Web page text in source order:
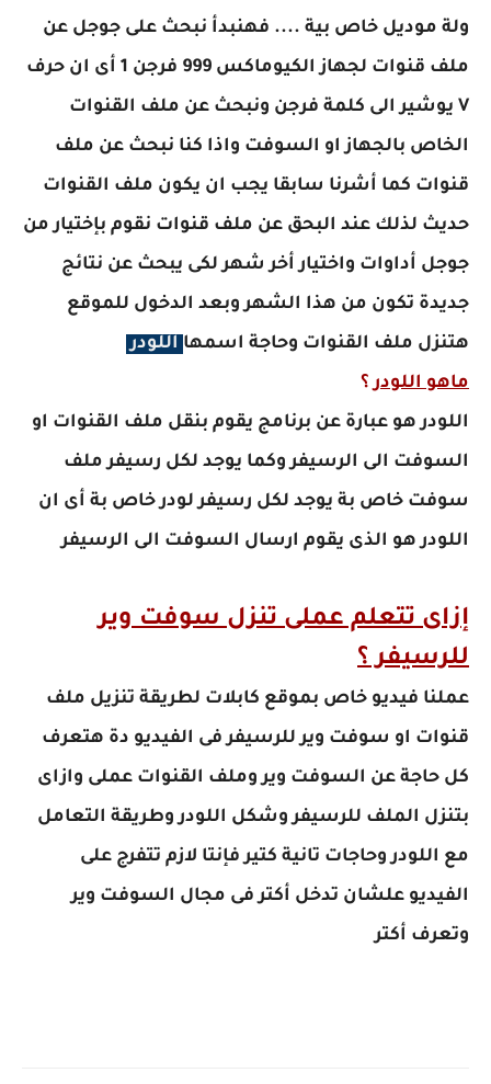
ولة موديل خاص بية .... فهنبدأ نبحث على جوجل عن
ملف قنوات لجهاز الكيوماكس 999 فرجن 1 أى ان حرف
V يوشير الى كلمة فرجن ونبحث عن ملف القنوات
الخاص بالجهاز او السوفت واذا كنا نبحث عن ملف
قنوات كما أشرنا سابقا يجب ان يكون ملف القنوات
حديث لذلك عند البحق عن ملف قنوات نقوم بإختيار من
جوجل أداوات واختيار أخر شهر لكى يبحث عن نتائج
جديدة تكون من هذا الشهر وبعد الدخول للموقع
هتنزل ملف القنوات وحاجة اسمها اللودر
ماهو اللودر ؟
اللودر هو عبارة عن برنامج يقوم بنقل ملف القنوات او
السوفت الى الرسيفر وكما يوجد لكل رسيفر ملف
سوفت خاص بة يوجد لكل رسيفر لودر خاص بة أى ان
اللودر هو الذى يقوم ارسال السوفت الى الرسيفر
إزاى تتعلم عملى تنزل سوفت وير
للرسيفر ؟
عملنا فيديو خاص بموقع كابلات لطريقة تنزيل ملف
قنوات او سوفت وير للرسيفر فى الفيديو دة هتعرف
كل حاجة عن السوفت وير وملف القنوات عملى وازاى
بتنزل الملف للرسيفر وشكل اللودر وطريقة التعامل
مع اللودر وحاجات تانية كتير فإنتا لازم تتفرج على
الفيديو علشان تدخل أكتر فى مجال السوفت وير
وتعرف أكتر